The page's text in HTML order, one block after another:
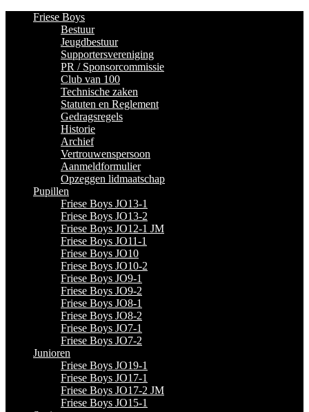
Friese Boys
Bestuur
Jeugdbestuur
Supportersvereniging
PR / Sponsorcommissie
Club van 100
Technische zaken
Statuten en Reglement
Gedragsregels
Historie
Archief
Vertrouwenspersoon
Aanmeldformulier
Opzeggen lidmaatschap
Pupillen
Friese Boys JO13-1
Friese Boys JO13-2
Friese Boys JO12-1 JM
Friese Boys JO11-1
Friese Boys JO10
Friese Boys JO10-2
Friese Boys JO9-1
Friese Boys JO9-2
Friese Boys JO8-1
Friese Boys JO8-2
Friese Boys JO7-1
Friese Boys JO7-2
Junioren
Friese Boys JO19-1
Friese Boys JO17-1
Friese Boys JO17-2 JM
Friese Boys JO15-1